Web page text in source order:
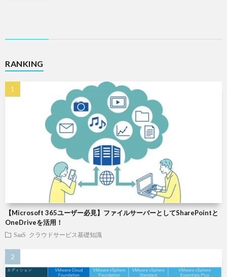
RANKING
【Microsoft 365ユーザー必見】ファイルサーバーとしてSharePointと
OneDriveを活用！
SaaS クラウドサービス基礎知識